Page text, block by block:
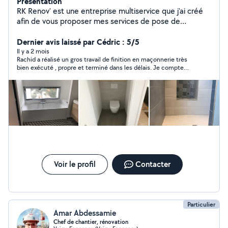
RK Renov' est une entreprise multiservice que j'ai créé
afin de vous proposer mes services de pose de
également la peinture avec au préalable le ponçage et
la pose d'enduit si nécessaire. La petite maçonnerie
(petits murets extérieurs, cloisons, pose d'enduits).
N'hésitez pas à me contacter pour toute demande de
devis
Dernier avis laissé par Cédric : 5/5
Il y a 2 mois
Rachid a réalisé un gros travail de finition en maçonnerie très
bien exécuté , propre et terminé dans les délais. Je compte
Voir le profil Contacter
Particulier
Amar Abdessamie
Chef de chantier, rénovation